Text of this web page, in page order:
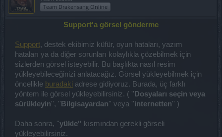
Team Drakensang Online
Support'a görsel gönderme
Support, destek ekibimiz küfür, oyun hataları, yazım
hataları ya da diğer sorunları kolaylıkla çözebilmek için
sizlerden görsel isteyebilir. Bu başlıkta nasıl resim
yükleyebileceğinizi anlatacağız. Görsel yükleyebilmek için
öncelikle buradaki adrese gidiyoruz. Burada, üç farklı
yöntem ile görsel yükleyebilirsiniz. ( '' Dosyaları seçin veya
sürükleyin'', '' Bilgisayardan'' veya ''internetten'' )
Daha sonra, ''yükle'' kısmından gerekli görseli
yükleyebilirsiniz.